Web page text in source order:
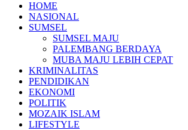
HOME
NASIONAL
SUMSEL
SUMSEL MAJU
PALEMBANG BERDAYA
MUBA MAJU LEBIH CEPAT
KRIMINALITAS
PENDIDIKAN
EKONOMI
POLITIK
MOZAIK ISLAM
LIFESTYLE